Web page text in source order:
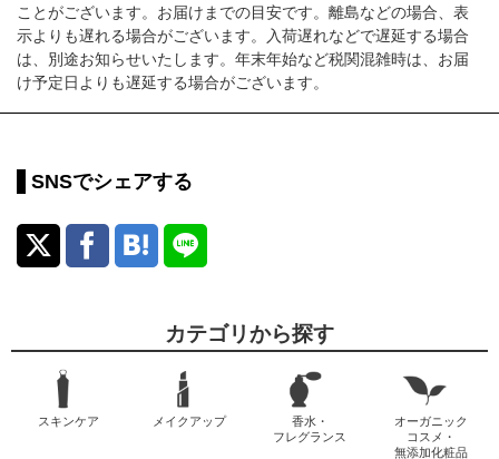
ことがございます。お届けまでの目安です。離島などの場合、表
示よりも遅れる場合がございます。入荷遅れなどで遅延する場合
は、別途お知らせいたします。年末年始など税関混雑時は、お届
け予定日よりも遅延する場合がございます。
SNSでシェアする
カテゴリから探す
スキンケア メイクアップ
香水・
フレグランス
オーガニック
コスメ・
無添加化粧品